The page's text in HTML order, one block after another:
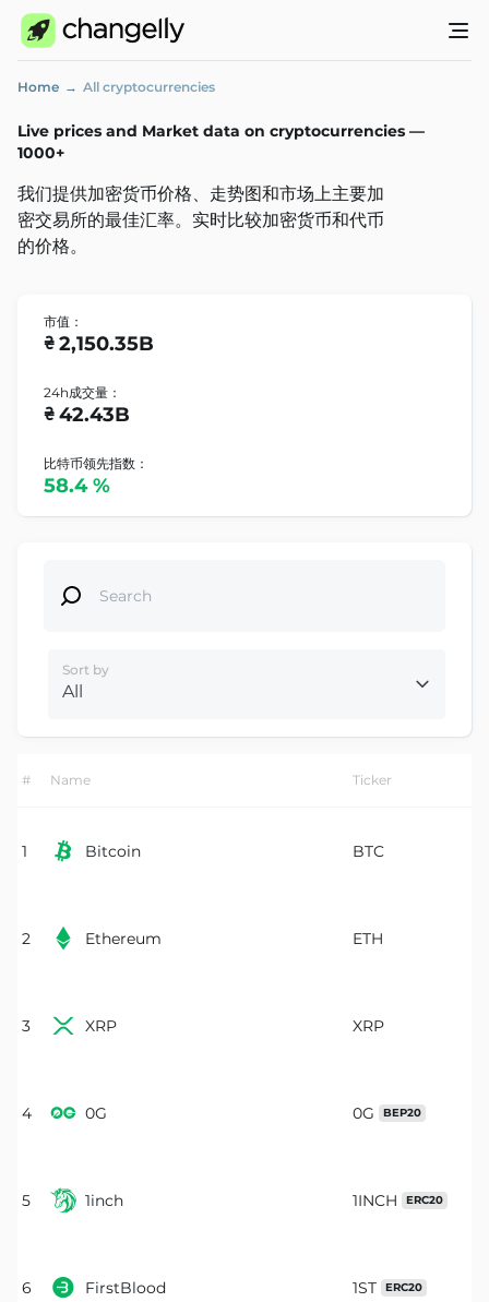
Home All cryptocurrencies
Live prices and Market data on cryptocurrencies —
1000+
我们提供加密货币价格、走势图和市场上主要加
密交易所的最佳汇率。实时比较加密货币和代币
的价格。
市值：
 2,150.35B
24h成交量：
 42.43B
比特币领先指数：
58.4%
Sort by
All
# Name Ticker
1  Bitcoin BTC
2  Ethereum ETH
3  XRP XRP
4  0G 0G BEP20
5  1inch 1INCH ERC20
6  FirstBlood 1ST ERC20